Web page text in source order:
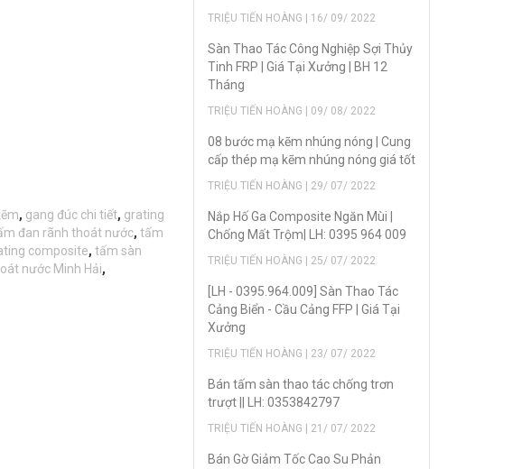
, gang đúc chi tiết, grating
đan rãnh thoát nước, tấm
composite, tấm sàn
nước Minh Hải,
TRIỆU TIẾN HOÀNG | 16/ 09/ 2022
Sàn Thao Tác Công Nghiệp Sợi Thủy
Tinh FRP | Giá Tại Xưởng | BH 12
Tháng
TRIỆU TIẾN HOÀNG | 09/ 08/ 2022
08 bước mạ kẽm nhúng nóng | Cung
cấp thép mạ kẽm nhúng nóng giá tốt
TRIỆU TIẾN HOÀNG | 29/ 07/ 2022
Nắp Hố Ga Composite Ngăn Mùi |
Chống Mất Trộm| LH: 0395 964 009
TRIỆU TIẾN HOÀNG | 25/ 07/ 2022
[LH - 0395.964.009] Sàn Thao Tác
Cảng Biển - Cầu Cảng FFP | Giá Tại
Xưởng
TRIỆU TIẾN HOÀNG | 23/ 07/ 2022
Bán tấm sàn thao tác chống trơn
trượt || LH: 0353842797
TRIỆU TIẾN HOÀNG | 21/ 07/ 2022
Bán Gờ Giảm Tốc Cao Su Phản